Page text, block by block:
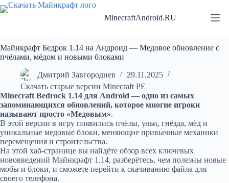
Перейти
к
MinecraftAndroid.RU
Майнкрафт Бедрок 1.14 на Андроид — Медовое обновление с
пчёлами, мёдом и новыми блоками
Дмитрий Завгороднев
29.11.2025
Скачать старые версии Minecraft PE
Minecraft Bedrock 1.14 для Android — одно из самых
запоминающихся обновлений, которое многие игроки
называют просто «Медовым».
В этой версии в игру появились пчёлы, ульи, гнёзда, мёд и
уникальные медовые блоки, меняющие привычные механики
перемещения и строительства.
На этой хаб-странице вы найдёте обзор всех ключевых
нововведений Майнкрафт 1.14, разберётесь, чем полезны новые
мобы и блоки, и сможете перейти к скачиванию файла для
своего телефона.